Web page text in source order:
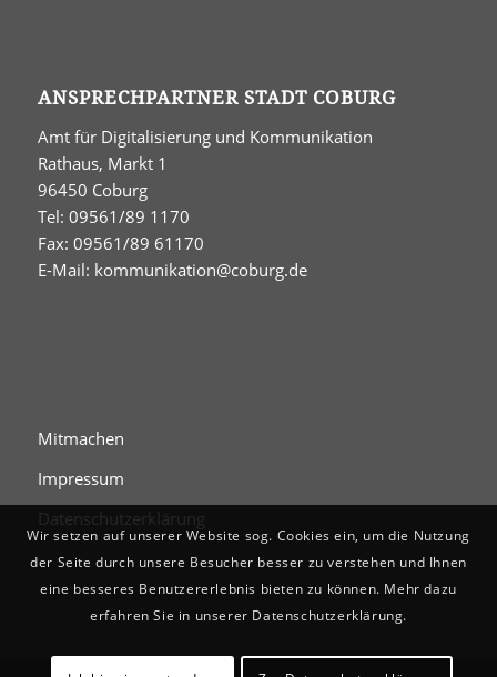
ANSPRECHPARTNER STADT COBURG
Amt für Digitalisierung und Kommunikation
Rathaus, Markt 1
96450 Coburg
Tel: 09561/89 1170
Fax: 09561/89 61170
E-Mail: kommunikation@coburg.de
Mitmachen
Impressum
Datenschutzerklärung
Wir setzen auf unserer Website sog. Cookies ein, um die Nutzung
der Seite durch unsere Besucher besser zu verstehen und Ihnen
eine besseres Benutzererlebnis bieten zu können. Mehr dazu
erfahren Sie in unserer Datenschutzerklärung.